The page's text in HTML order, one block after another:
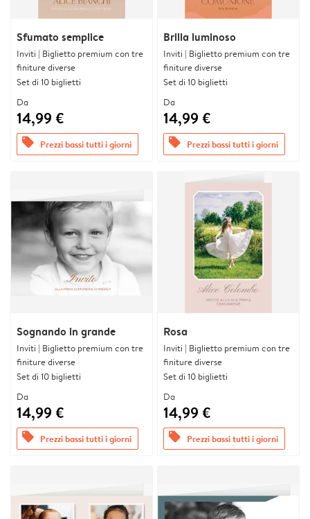
Sfumato semplice
Inviti | Biglietto premium con tre
finiture diverse
Set di 10 biglietti
Da
14,99 €
offers Prezzi bassi tutti i giorni
Brilla luminoso
Inviti | Biglietto premium con tre
finiture diverse
Set di 10 biglietti
Da
14,99 €
offers Prezzi bassi tutti i giorni
Sognando in grande
Inviti | Biglietto premium con tre
finiture diverse
Set di 10 biglietti
Da
14,99 €
offers Prezzi bassi tutti i giorni
Rosa
Inviti | Biglietto premium con tre
finiture diverse
Set di 10 biglietti
Da
14,99 €
offers Prezzi bassi tutti i giorni